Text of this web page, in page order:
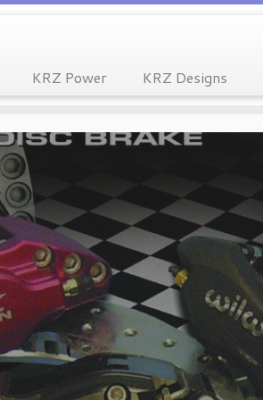
KRZ Power KRZ Designs